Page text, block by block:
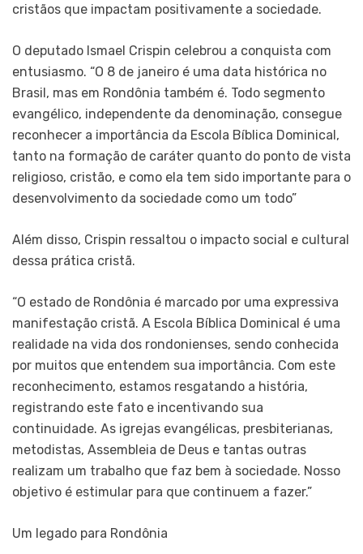
cristãos que impactam positivamente a sociedade.
O deputado Ismael Crispin celebrou a conquista com
entusiasmo. “O 8 de janeiro é uma data histórica no
Brasil, mas em Rondônia também é. Todo segmento
evangélico, independente da denominação, consegue
reconhecer a importância da Escola Bíblica Dominical,
tanto na formação de caráter quanto do ponto de vista
religioso, cristão, e como ela tem sido importante para o
desenvolvimento da sociedade como um todo”
Além disso, Crispin ressaltou o impacto social e cultural
dessa prática cristã.
“O estado de Rondônia é marcado por uma expressiva
manifestação cristã. A Escola Bíblica Dominical é uma
realidade na vida dos rondonienses, sendo conhecida
por muitos que entendem sua importância. Com este
reconhecimento, estamos resgatando a história,
registrando este fato e incentivando sua
continuidade. As igrejas evangélicas, presbiterianas,
metodistas, Assembleia de Deus e tantas outras
realizam um trabalho que faz bem à sociedade. Nosso
objetivo é estimular para que continuem a fazer.”
Um legado para Rondônia